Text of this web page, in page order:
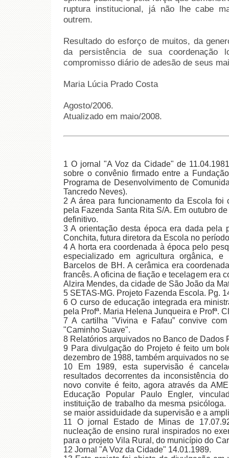
ruptura institucional, já não lhe cabe
outrem.
Resultado do esforço de muitos, da
da persistência de sua
compromisso diário de adesão de seus
Maria Lúcia Prado Costa
Agosto/2006.
Atualizado em maio/2008.
1 O jornal "A Voz da Cidade" de
sobre o convênio firmado entre a
Programa de Desenvolvimento de
Tancredo Neves).
2 A área para funcionamento da Escola foi
pela Fazenda Santa Rita S/A. Em outubro
definitivo.
3 A orientação desta época era dada pela
Conchita, futura diretora da Escola no
4 A horta era coordenada à época pelo
especializado em agricultura orgânica,
Barcelos de BH. A cerâmica era
francês. A oficina de fiação e tecelagem era
Alzira Mendes, da cidade de São João da
5 SETAS-MG. Projeto Fazenda Escola. Pg.
6 O curso de educação integrada era
pela Profª. Maria Helena Junqueira e Profª.
7 A cartilha "Vivina e Fafau” convive
"Caminho Suave".
8 Relatórios arquivados no Banco de Dados
9 Para divulgação do Projeto é feito um
dezembro de 1988, também arquivados no
10 Em 1989, esta supervisão é
resultados decorrentes da inconsistência
novo convite é feito, agora através da
Educação Popular Paulo Engler,
instituição de trabalho da mesma
se maior assiduidade da supervisão e a
11 O jornal Estado de Minas de
nucleação de ensino rural inspirados no
para o projeto Vila Rural, do município do
12 Jornal "A Voz da Cidade" 14.01.1989.